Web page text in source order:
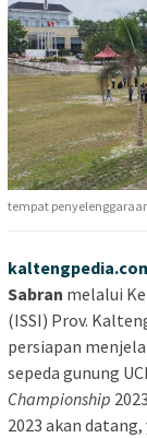
tempat
Sabran melalui
(ISSI) Prov.
persiapan
sepeda gunung UCI
Championship
2023 akan